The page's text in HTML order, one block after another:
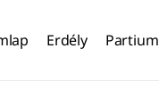
Erdély Partium